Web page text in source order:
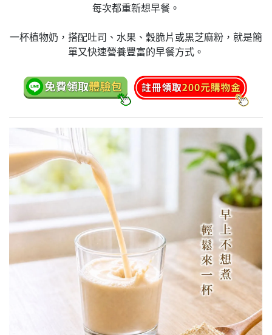
每次都重新想早餐。
一杯植物奶，搭配吐司、水果、穀脆片或黑芝麻粉，就是簡
單又快速營養豐富的早餐方式。